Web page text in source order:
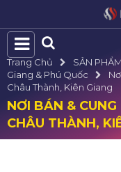
Trang Chủ SẢN
Giang & Phú Quốc
Châu Thành, Kiên Giang
NƠI BÁN &
CHÂU THÀNH,